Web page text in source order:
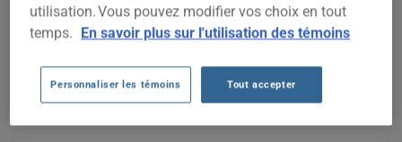
2 000$
4 000$
utilisation. Vous pouvez modifier vos choix en tout
temps. En savoir plus sur l'utilisation des témoins
Personnaliser les témoins Tout accepter